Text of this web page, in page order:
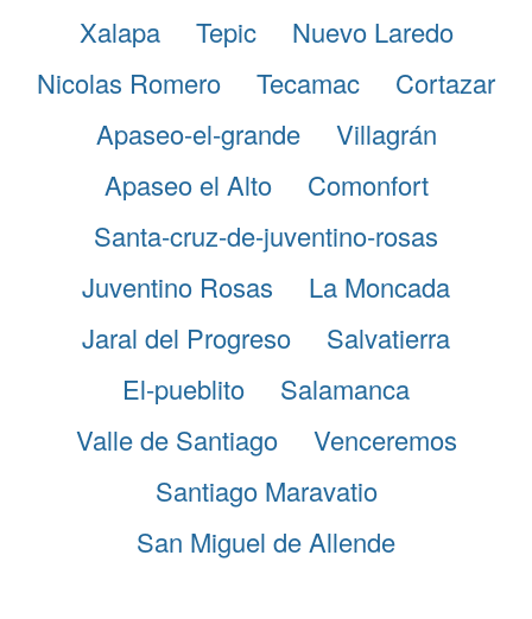
Xalapa
Tepic
Nuevo Laredo
Nicolas Romero
Tecamac
Cortazar
Apaseo-el-grande
Villagrán
Apaseo el Alto
Comonfort
Santa-cruz-de-juventino-rosas
Juventino Rosas
La Moncada
Jaral del Progreso
Salvatierra
El-pueblito
Salamanca
Valle de Santiago
Venceremos
Santiago Maravatio
San Miguel de Allende